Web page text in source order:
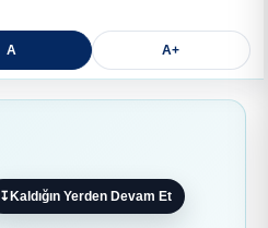
A A+
↧ Kaldığın Yerden Devam Et